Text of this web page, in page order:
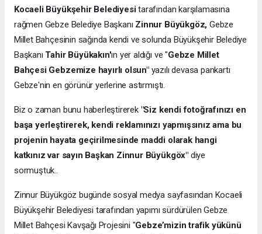
Kocaeli Büyükşehir Belediyesitarafından karşılamasına
rağmen Gebze Belediye Başkanı Zinnur Büyükgöz, Gebze
Millet Bahçesinin sağında kendi ve solunda Büyükşehir Belediye
Başkanı Tahir Büyükakın'ın yer aldığı ve "Gebze Millet
Bahçesi Gebzemize hayırlı olsun"yazılı devasa pankartı
Gebze'nin en görünür yerlerine astırmıştı.
Biz o zaman bunu haberleştirerek "Siz kendi fotoğrafınızı en
başa yerleştirerek, kendi reklamınızı yapmışsınız ama bu
projenin hayata geçirilmesinde maddi olarak hangi
katkınız var sayın Başkan Zinnur Büyükgöx" diye
sormuştuk..
Zinnur Büyükgöz bugünde sosyal medya sayfasından Kocaeli
Büyükşehir Belediyesi tarafından yapımı sürdürülen Gebze
Millet Bahçesi Kavşağı Projesini "Gebze’mizin trafik yükünü